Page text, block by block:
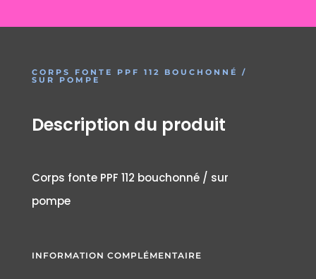
CORPS FONTE PPF 112 BOUCHONNÉ /
SUR POMPE
Description du produit
Corps fonte PPF 112 bouchonné / sur
pompe
INFORMATION COMPLÉMENTAIRE